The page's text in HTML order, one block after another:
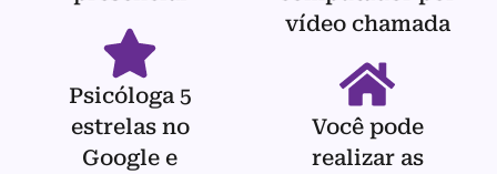
Psicóloga 5
estrelas no
Google e
vídeo chamada
Você pode
realizar as